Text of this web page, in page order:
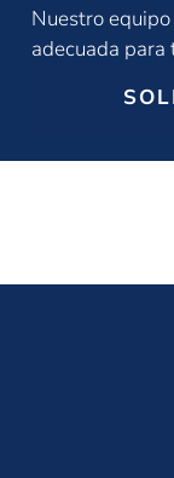
Nuestro
adecuada para